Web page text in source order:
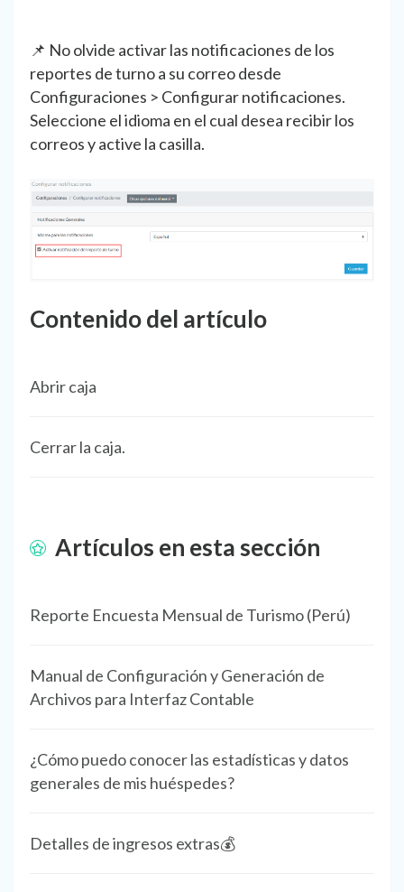
📌 No olvide activar las notificaciones de los
reportes de turno a su correo desde
Configuraciones > Configurar notificaciones.
Seleccione el idioma en el cual desea recibir los
correos y active la casilla.
Contenido del artículo
Abrir caja
Cerrar la caja.
Artículos en esta sección
Reporte Encuesta Mensual de Turismo (Perú)
Manual de Configuración y Generación de
Archivos para Interfaz Contable
¿Cómo puedo conocer las estadísticas y datos
generales de mis huéspedes?
Detalles de ingresos extras💰